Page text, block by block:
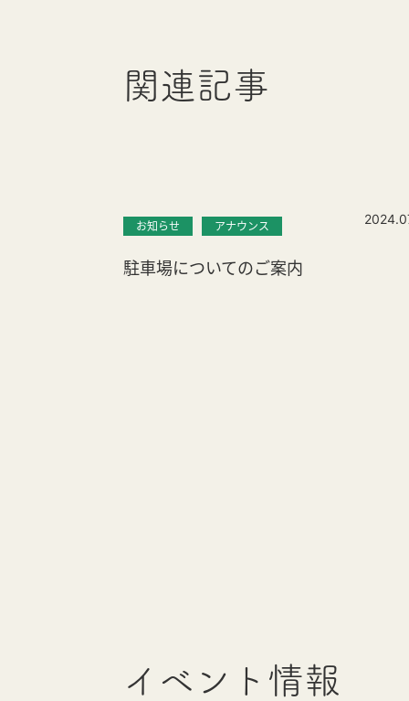
関連記事
お知らせ アナウンス
駐車場についてのご案内
イベント情報